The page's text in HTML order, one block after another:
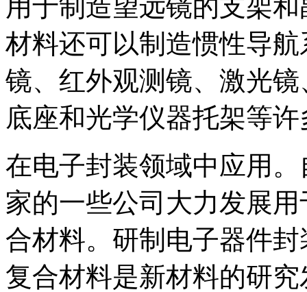
用于制造望远镜的支架
材料还可以制造惯性导
镜、红外观测镜、激光
底座和光学仪器托架等
在电子封装领域中应用
家的一些公司大力发展
合材料。研制电子器件
复合材料是新材料的研